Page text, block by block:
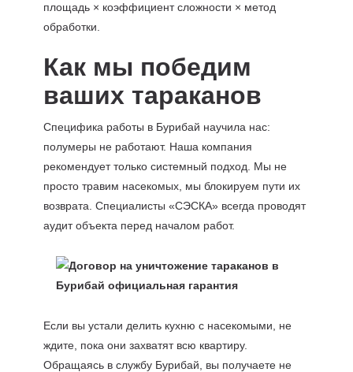
площадь × коэффициент сложности × метод
обработки.
Как мы победим
ваших тараканов
Специфика работы в Бурибай научила нас:
полумеры не работают. Наша компания
рекомендует только системный подход. Мы не
просто травим насекомых, мы блокируем пути их
возврата. Специалисты «СЭСКА» всегда проводят
аудит объекта перед началом работ.
Если вы устали делить кухню с насекомыми, не
ждите, пока они захватят всю квартиру.
Обращаясь в службу Бурибай, вы получаете не